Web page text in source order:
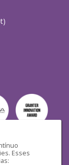
Esses
)